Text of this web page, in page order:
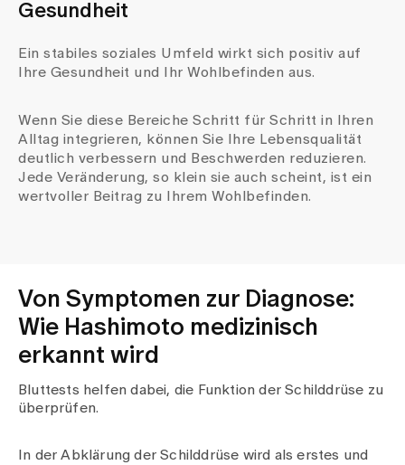
Gesundheit
Ein stabiles soziales Umfeld wirkt sich positiv auf
Ihre Gesundheit und Ihr Wohlbefinden aus.
Wenn Sie diese Bereiche Schritt für Schritt in Ihren
Alltag integrieren, können Sie Ihre Lebensqualität
deutlich verbessern und Beschwerden reduzieren.
Jede Veränderung, so klein sie auch scheint, ist ein
wertvoller Beitrag zu Ihrem Wohlbefinden.
Von Symptomen zur Diagnose:
Wie Hashimoto medizinisch
erkannt wird
Bluttests helfen dabei, die Funktion der Schilddrüse zu
überprüfen.
In der Abklärung der Schilddrüse wird als erstes und